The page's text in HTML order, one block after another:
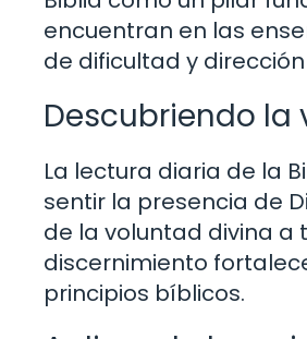
encuentran en las
de dificultad y
Descubriendo la
La lectura diaria de la
sentir la presencia de
de la voluntad divina a
discernimiento
principios bíblicos.